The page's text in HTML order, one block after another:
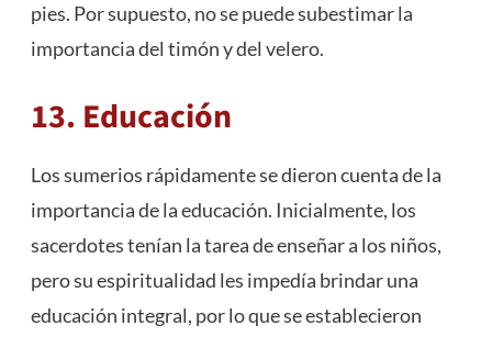
pies. Por supuesto, no se puede subestimar la
importancia del timón y del velero.
13. Educación
Los sumerios rápidamente se dieron cuenta de la
importancia de la educación. Inicialmente, los
sacerdotes tenían la tarea de enseñar a los niños,
pero su espiritualidad les impedía brindar una
educación integral, por lo que se establecieron